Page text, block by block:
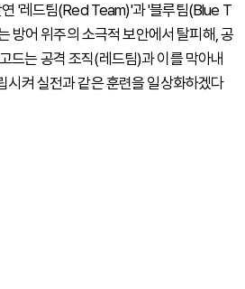
'레드팀(Red Team)'과 '블루팀(Blue T
방어 위주의 소극적 보안에서 탈피해, 공
드는 공격 조직(레드팀)과 이를 막아내
시켜 실전과 같은 훈련을 일상화하겠다